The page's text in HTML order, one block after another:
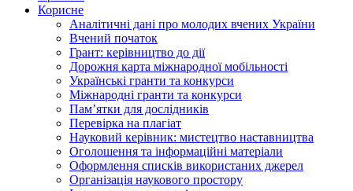
Корисне
Аналітичні дані про молодих вчених України
Вчений початок
Грант: керівництво до дії
Дорожня карта міжнародної мобільності
Українські гранти та конкурси
Міжнародні гранти та конкурси
Памʼятки для дослідників
Перевірка на плагіат
Науковий керівник: мистецтво наставництва
Оголошення та інформаційні матеріали
Оформлення списків використаних джерел
Організація наукового простору